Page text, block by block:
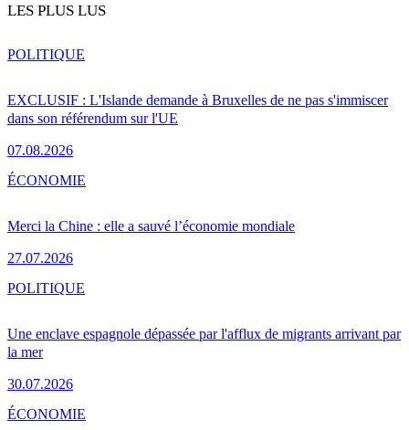
LES PLUS LUS
EXCLUSIF : L'Islande demande à Bruxelles de ne pas s'immiscer
dans son référendum sur l'UE
07.08.2026
POLITIQUE
Merci la Chine : elle a sauvé l’économie mondiale
27.07.2026
ÉCONOMIE
Une enclave espagnole dépassée par l'afflux de migrants arrivant par
la mer
30.07.2026
POLITIQUE
ÉCONOMIE